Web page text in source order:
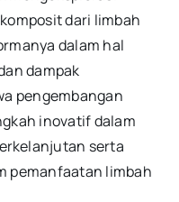
dari limbah
dalam hal
dampak
pengembangan
inovatif dalam
serta
pemanfaatan limbah